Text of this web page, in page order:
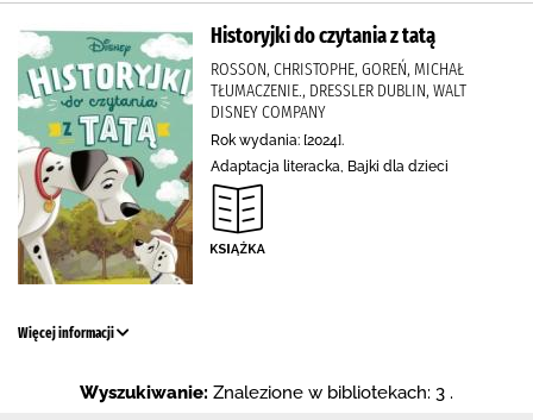
Historyjki do czytania z tatą
ROSSON, CHRISTOPHE, GOREŃ, MICHAŁ
TŁUMACZENIE., DRESSLER DUBLIN, WALT
DISNEY COMPANY
Rok wydania: [2024].
Adaptacja literacka, Bajki dla dzieci
Więcej informacji
Wyszukiwanie: Znalezione w bibliotekach: 3 .